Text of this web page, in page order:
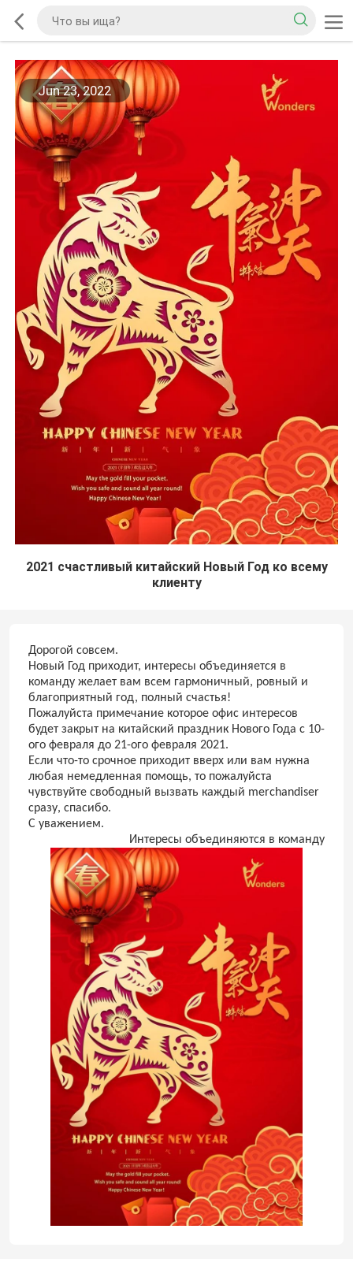
Jun 23, 2022
2021 счастливый китайский Новый Год ко всему
клиенту
Дорогой совсем.
Новый Год приходит, интересы объединяется в
команду желает вам всем гармоничный, ровный и
благоприятный год, полный счастья!
Пожалуйста примечание которое офис интересов
будет закрыт на китайский праздник Нового Года с 10-
ого февраля до 21-ого февраля 2021.
Если что-то срочное приходит вверх или вам нужна
любая немедленная помощь, то пожалуйста
чувствуйте свободный вызвать каждый merchandiser
сразу, спасибо.
С уважением.
Интересы объединяются в команду